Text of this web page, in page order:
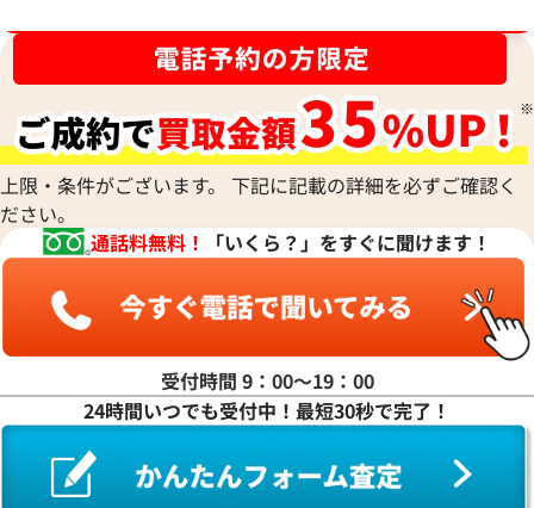
ハ行
マ行
ヤ行
ワ行
上限・条件がございます。 下記に記載の詳細を必ずご確認く
ださい。
通話料無料！
「いくら？」をすぐに聞けます！
受付時間 9：00〜19：00
24時間いつでも受付中！最短30秒で完了！